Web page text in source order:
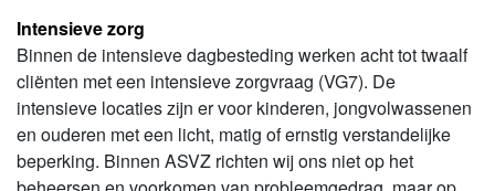
Intensieve zorg
Binnen de intensieve dagbesteding werken acht tot twaalf
cliënten met een intensieve zorgvraag (VG7). De
intensieve locaties zijn er voor kinderen, jongvolwassenen
en ouderen met een licht, matig of ernstig verstandelijke
beperking. Binnen ASVZ richten wij ons niet op het